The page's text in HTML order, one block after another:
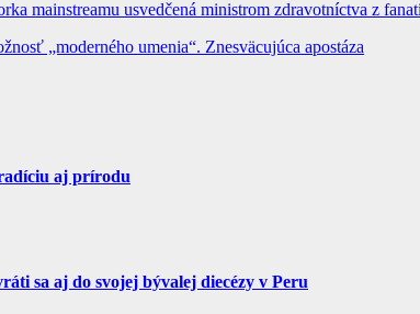
mainstreamu usvedčená ministrom zdravotníctva z
„moderného umenia“. Znesväcujúca apostáza
aj prírodu
sa aj do svojej bývalej diecézy v Peru